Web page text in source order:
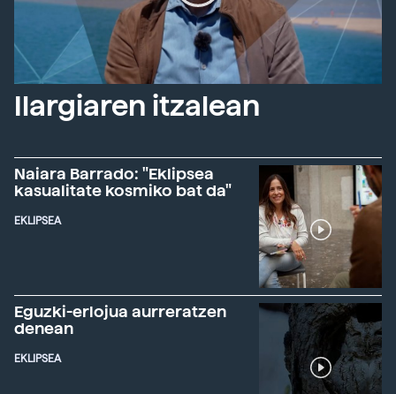
Ilargiaren itzalean
Naiara Barrado: "Eklipsea
kasualitate kosmiko bat da"
EKLIPSEA
Eguzki-erlojua aurreratzen
denean
EKLIPSEA